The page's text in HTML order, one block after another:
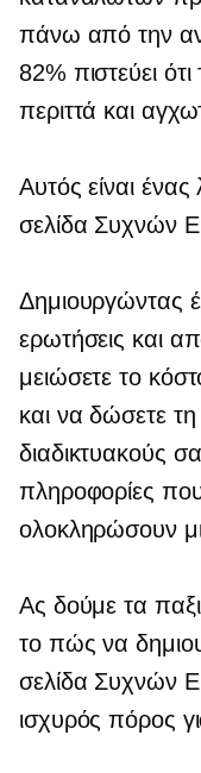
πάνω από την
82% πιστεύει
περιττά και
Αυτός είναι
σελίδα Συχνών
Δημιουργώντας
ερωτήσεις και
μειώσετε το
και να δώσετε
διαδικτυακούς
πληροφορίες που
ολοκληρώσουν
Ας δούμε τα
το πώς να
σελίδα Συχνών
ισχυρός πόρος